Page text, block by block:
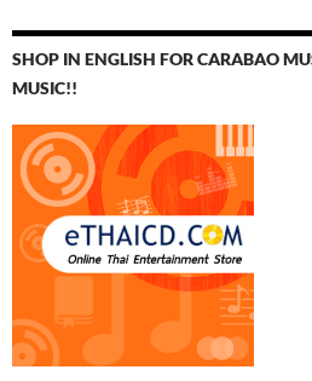
SHOP IN ENGLISH FOR CARABAO
MUSIC!!